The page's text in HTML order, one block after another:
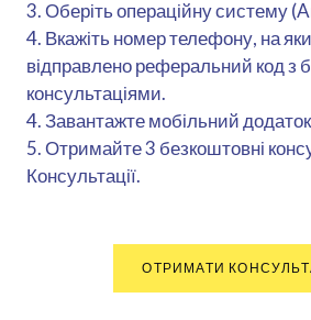
3. Оберіть операційну систему
4. Вкажіть номер телефону, на
відправлено реферальний код з
консультаціями.
4. Завантажте мобільний
5. Отримайте 3 безкоштовні
Консультації.
ОТРИМАТИ